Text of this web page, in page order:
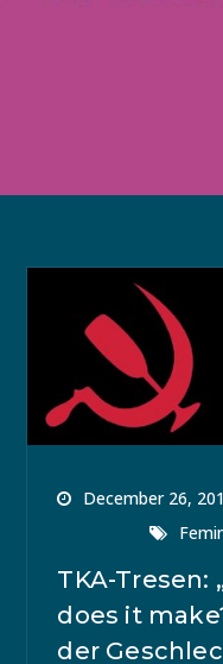
December 26,
TKA-Tresen:
does it
der